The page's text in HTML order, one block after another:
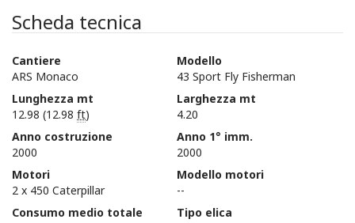
Scheda tecnica
Cantiere
ARS Monaco
Lunghezza mt
12.98 (12.98 ft)
Anno costruzione
2000
Motori
2 x 450 Caterpillar
Consumo medio totale
Modello
43 Sport Fly Fisherman
Larghezza mt
4.20
Anno 1° imm.
2000
Modello motori
--
Tipo elica